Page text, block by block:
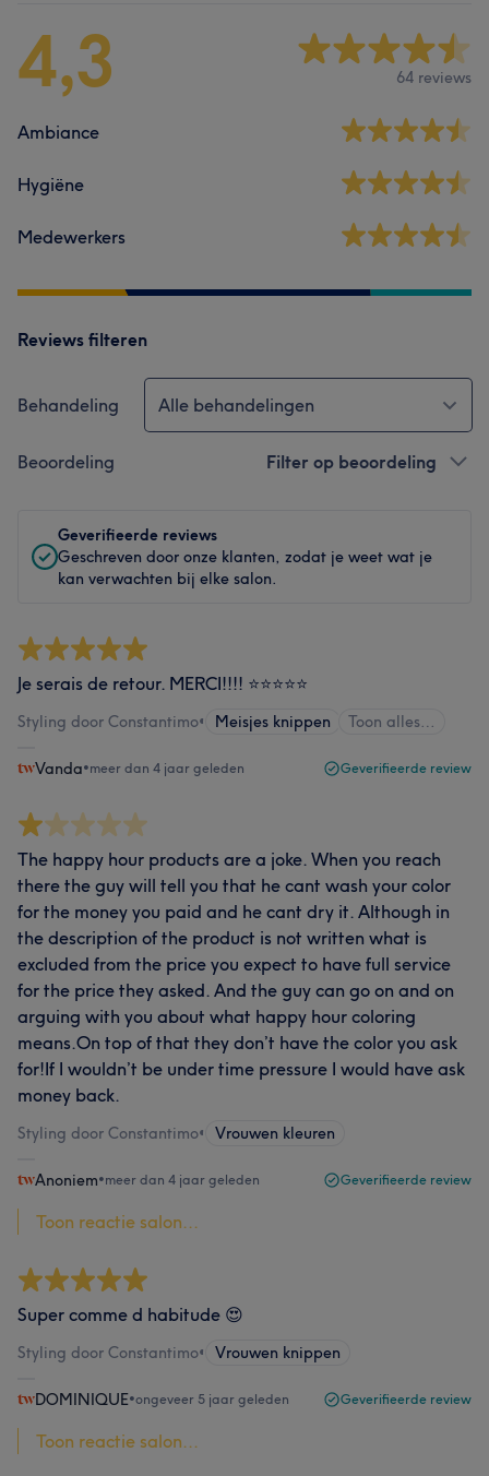
4,3 64 reviews
Ambiance
Hygiëne
Medewerkers
Reviews filteren
Behandeling Alle behandelingen
Beoordeling Filter op beoordeling
Geverifieerde reviews
Geschreven door onze klanten, zodat je weet wat je
kan verwachten bij elke salon.
Je serais de retour. MERCI!!!! ⭐⭐⭐⭐⭐
Styling door Constantimo• Meisjes knippen Toon alles…
Vanda•meer dan 4 jaar geleden Geverifieerde review
The happy hour products are a joke. When you reach
there the guy will tell you that he cant wash your color
for the money you paid and he cant dry it. Although in
the description of the product is not written what is
excluded from the price you expect to have full service
for the price they asked. And the guy can go on and on
arguing with you about what happy hour coloring
means.On top of that they don’t have the color you ask
for!If I wouldn’t be under time pressure I would have ask
money back.
Styling door Constantimo• Vrouwen kleuren
Anoniem•meer dan 4 jaar geleden Geverifieerde review
Toon reactie salon...
Super comme d habitude 😍
Styling door Constantimo• Vrouwen knippen
DOMINIQUE•ongeveer 5 jaar geleden Geverifieerde review
Toon reactie salon...